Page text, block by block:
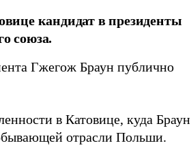
кандидат в президенты
союза.
Гжегож Браун публично
в Катовице, куда Браун
отрасли Польши.